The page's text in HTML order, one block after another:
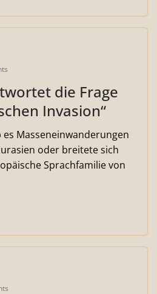
die Frage
Invasion“
es Masseneinwanderungen
oder breitete sich
Sprachfamilie von